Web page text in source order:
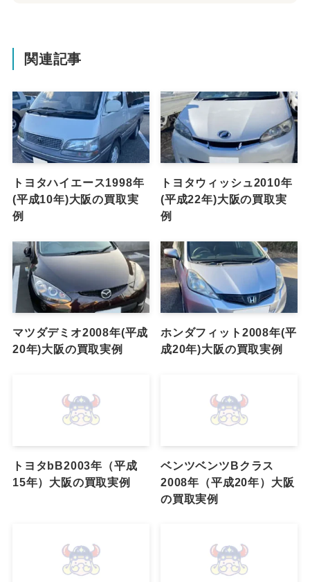
関連記事
トヨタハイエース1998年
(平成10年)大阪の買取実
例
トヨタウィッシュ2010年
(平成22年)大阪の買取実
例
マツダデミオ2008年(平成
20年)大阪の買取実例
ホンダフィット2008年(平
成20年)大阪の買取実例
トヨタbB2003年（平成
15年）大阪の買取実例
ベンツベンツBクラス
2008年（平成20年）大阪
の買取実例